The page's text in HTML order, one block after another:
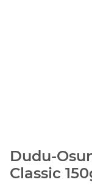
Dudu-
Classic